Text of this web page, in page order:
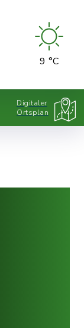
9 °C
Digitaler
Ortsplan